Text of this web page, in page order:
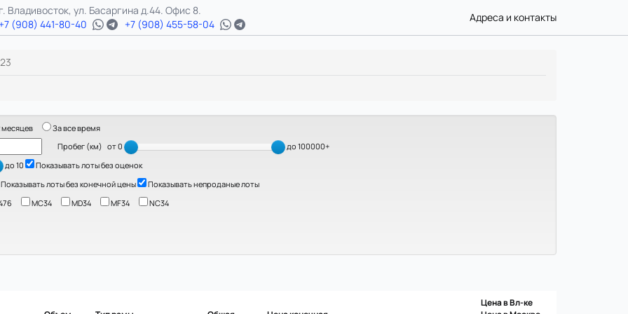
г. Владивосток, ул. Басаргина д.44. Офис 8.
+7 (908) 441-80-40
+7 (908) 455-58-04
Адреса и контакты
месяцев
За все время
Пробег (км) от 0
до 100000+
до 10
Показывать лоты без оценок
Показывать лоты без конечной цены
Показывать непроданые лоты
MC34 MD34 MF34
NC34
Цена в Вл-ке